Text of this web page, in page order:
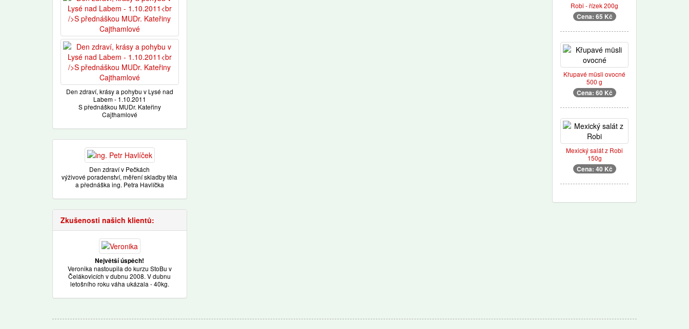
Den zdraví, krásy a pohybu v Lysé nad
Labem - 1.10.2011
S přednáškou MUDr. Kateřiny
Cajthamlové
Den zdraví v Pečkách
výživové poradenství, měření skladby těla
a přednáška ing. Petra Havlíčka
Zkušenosti našich klientů:
Největší úspěch!
Veronika nastoupila do kurzu StoBu v
Čelákovicích v dubnu 2008. V dubnu
letošního roku váha ukázala - 40kg.
Robi - řízek 200g
Cena: 65 Kč
Křupavé müsli ovocné
500 g
Cena: 60 Kč
Mexický salát z Robi
150g
Cena: 40 Kč